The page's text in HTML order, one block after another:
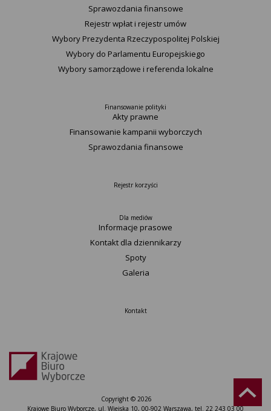
Sprawozdania finansowe
Rejestr wpłat i rejestr umów
Wybory Prezydenta Rzeczypospolitej Polskiej
Wybory do Parlamentu Europejskiego
Wybory samorządowe i referenda lokalne
Finansowanie polityki
Akty prawne
Finansowanie kampanii wyborczych
Sprawozdania finansowe
Rejestr korzyści
Dla mediów
Informacje prasowe
Kontakt dla dziennikarzy
Spoty
Galeria
Kontakt
Copyright © 2026
Krajowe Biuro Wyborcze, ul. Wiejska 10, 00-902 Warszawa, tel. 22 243 03 00